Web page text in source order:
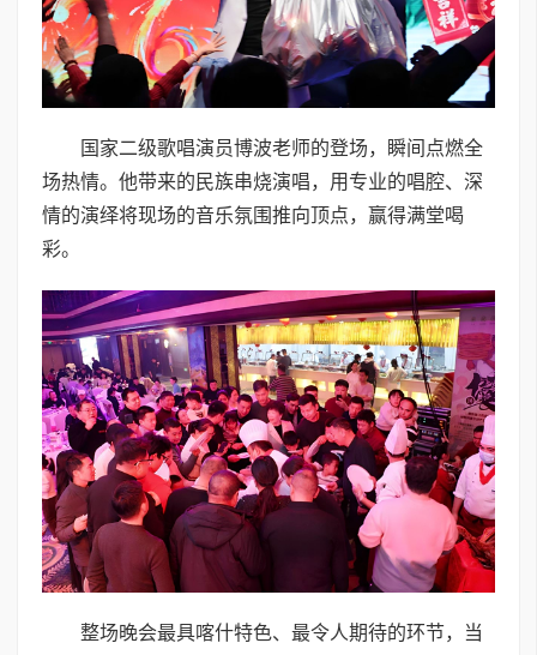
国家二级歌唱演员博波老师的登场，瞬间点燃全
场热情。他带来的民族串烧演唱，用专业的唱腔、深
情的演绎将现场的音乐氛围推向顶点，赢得满堂喝
彩。
整场晚会最具喀什特色、最令人期待的环节，当